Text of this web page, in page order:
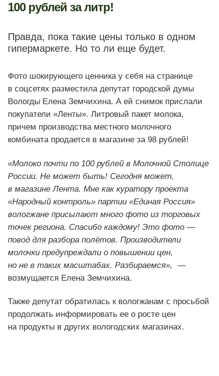
100 рублей за литр!
Правда, пока такие цены только в одном
гипермаркете. Но то ли еще будет.
Фото шокирующего ценника у себя на странице
в соцсетях разместила депутат городской думы
Вологды Елена Земчихина. А ей снимок прислали
покупатели «Ленты». Литровый пакет молока,
причем производства местного молочного
комбината продается в магазине за 98 рублей!
«Молоко почти по 100 рублей в Молочной Столице
России. Не может быть! Сегодня может,
в магазине Лента. Мне как куратору проекта
«Народный контроль» партии «Единая Россия»
вологжане присылают много фото из торговых
точек региона. Спасибо каждому! Это фото —
повод для разбора полётов. Производители
молочки предупреждали о повышении цен,
но не в таких масштабах. Разбираемся»,
—
возмущается Елена Земчихина.
Также депутат обратилась к вологжанам с просьбой
продолжать информировать ее о росте цен
на продукты в других вологодских магазинах.